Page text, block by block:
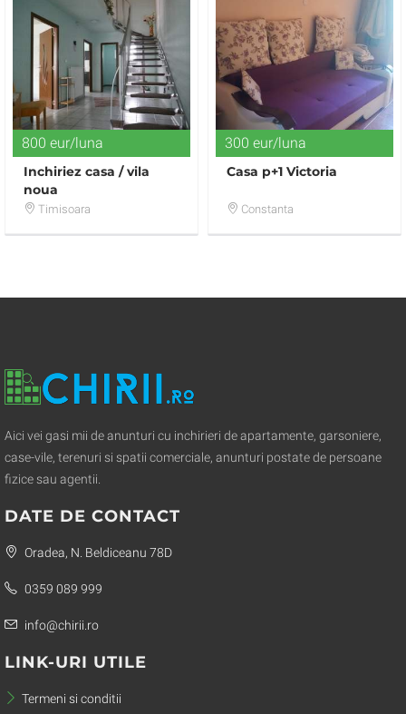
800 eur/luna
Inchiriez casa / vila
noua
Timisoara
300 eur/luna
Casa p+1 Victoria
Constanta
Aici vei gasi mii de anunturi cu inchirieri de apartamente, garsoniere,
case-vile, terenuri si spatii comerciale, anunturi postate de persoane
fizice sau agentii.
DATE DE CONTACT
Oradea, N. Beldiceanu 78D
0359 089 999
info@chirii.ro
LINK-URI UTILE
Termeni si conditii